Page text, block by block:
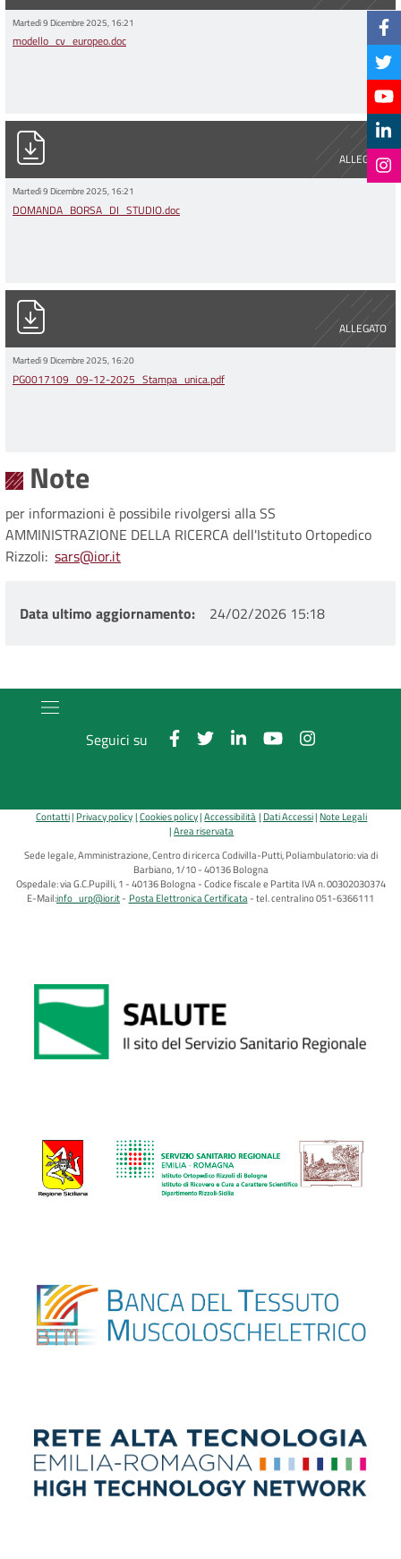
Martedì 9 Dicembre 2025, 16:21
modello_cv_europeo.doc
ALLEGATO
DOMANDA_BORSA_DI_STUDIO.doc
Martedì 9 Dicembre 2025, 16:21
DOMANDA_BORSA_DI_STUDIO.doc
ALLEGATO
PG0017109_09-12-2025_Stampa_unica.pdf
Martedì 9 Dicembre 2025, 16:20
PG0017109_09-12-2025_Stampa_unica.pdf
Note
per informazioni è possibile rivolgersi alla SS
AMMINISTRAZIONE DELLA RICERCA dell'Istituto Ortopedico
Rizzoli: sars@ior.it
Data ultimo aggiornamento 24/02/2026 15:18
Seguici su
Contatti Privacy policy Cookies policy Accessibilità Dati Accessi Note Legali
Area riservata
Sede legale, Amministrazione, Centro di ricerca Codivilla-Putti, Poliambulatorio: via di
Barbiano, 1/10 - 40136 Bologna
Ospedale: via G.C.Pupilli, 1 - 40136 Bologna - Codice fiscale e Partita IVA n. 00302030374
E-Mail:info_urp@ior.it Posta Elettronica Certificata tel. centralino 051-6366111